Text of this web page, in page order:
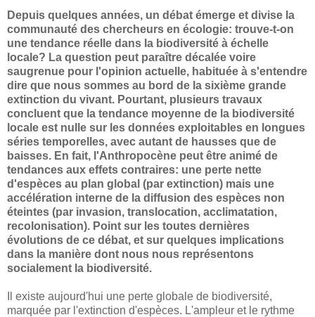
Depuis quelques années, un débat émerge et divise la
communauté des chercheurs en écologie: trouve-t-on
une tendance réelle dans la biodiversité à échelle
locale? La question peut paraître décalée voire
saugrenue pour l'opinion actuelle, habituée à s'entendre
dire que nous sommes au bord de la sixième grande
extinction du vivant. Pourtant, plusieurs travaux
concluent que la tendance moyenne de la biodiversité
locale est nulle sur les données exploitables en longues
séries temporelles, avec autant de hausses que de
baisses. En fait, l'Anthropocène peut être animé de
tendances aux effets contraires: une perte nette
d'espèces au plan global (par extinction) mais une
accélération interne de la diffusion des espèces non
éteintes (par invasion, translocation, acclimatation,
recolonisation). Point sur les toutes dernières
évolutions de ce débat, et sur quelques implications
dans la manière dont nous nous représentons
socialement la biodiversité.
Il existe aujourd'hui une perte globale de biodiversité,
marquée par l'extinction d'espèces. L'ampleur et le rythme